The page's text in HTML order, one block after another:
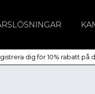
dig för 10% rabatt på